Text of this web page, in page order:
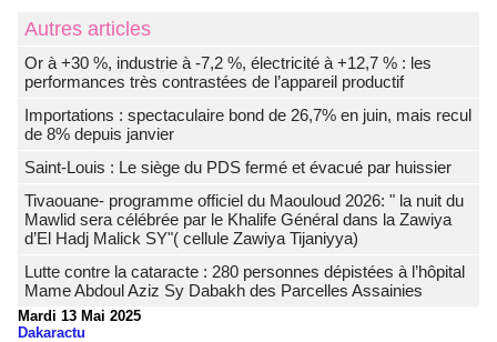
Autres articles
Or à +30 %, industrie à -7,2 %, électricité à +12,7 % : les
performances très contrastées de l’appareil productif
Importations : spectaculaire bond de 26,7% en juin, mais recul
de 8% depuis janvier
Saint-Louis : Le siège du PDS fermé et évacué par huissier
Tivaouane- programme officiel du Maouloud 2026: " la nuit du
Mawlid sera célébrée par le Khalife Général dans la Zawiya
d’El Hadj Malick SY"( cellule Zawiya Tijaniyya)
Lutte contre la cataracte : 280 personnes dépistées à l’hôpital
Mame Abdoul Aziz Sy Dabakh des Parcelles Assainies
Mardi 13 Mai 2025
Dakaractu